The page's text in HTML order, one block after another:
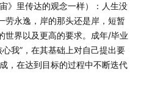
该怎样与导师沟通自己的想
Theory：自我
》里传达的观念一样）：人生没
劳永逸，岸的那头还是岸，短暂
世界以及更高的要求。成年/毕业
我”，在其基础上对自己提出要
，在达到目标的过程中不断迭代